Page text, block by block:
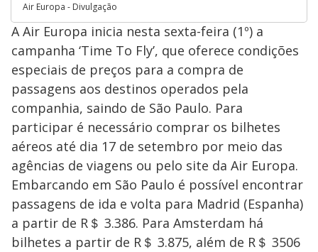
Air Europa - Divulgação
A Air Europa inicia nesta sexta-feira (1º) a
campanha ‘Time To Fly’, que oferece condições
especiais de preços para a compra de
passagens aos destinos operados pela
companhia, saindo de São Paulo. Para
participar é necessário comprar os bilhetes
aéreos até dia 17 de setembro por meio das
agências de viagens ou pelo site da Air Europa.
Embarcando em São Paulo é possível encontrar
passagens de ida e volta para Madrid (Espanha)
a partir de R＄ 3.386. Para Amsterdam há
bilhetes a partir de R＄ 3.875, além de R＄ 3506